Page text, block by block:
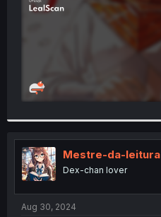
Mestre-da-leitura
Dex-chan lover
Aug 30, 2024